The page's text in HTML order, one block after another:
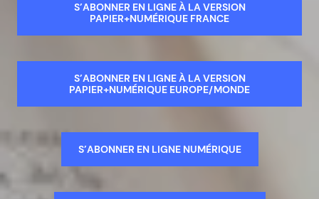
S’ABONNER EN LIGNE À LA VERSION
PAPIER+NUMÉRIQUE FRANCE
S’ABONNER EN LIGNE À LA VERSION
PAPIER+NUMÉRIQUE EUROPE/MONDE
S’ABONNER EN LIGNE NUMÉRIQUE